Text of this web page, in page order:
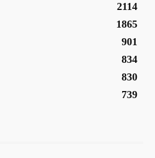
2114
1865
901
834
830
739